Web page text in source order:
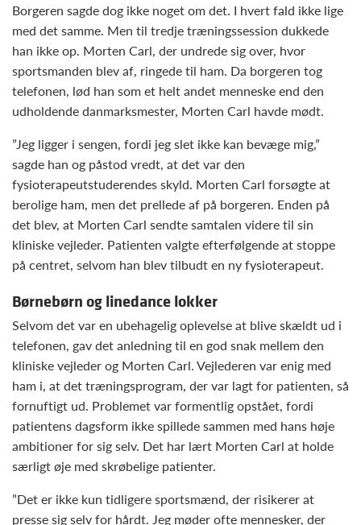
Borgeren sagde dog ikke noget om det. I hvert fald ikke lige
med det samme. Men til tredje træningssession dukkede
han ikke op. Morten Carl, der undrede sig over, hvor
sportsmanden blev af, ringede til ham. Da borgeren tog
telefonen, lød han som et helt andet menneske end den
udholdende danmarksmester, Morten Carl havde mødt.
”Jeg ligger i sengen, fordi jeg slet ikke kan bevæge mig,”
sagde han og påstod vredt, at det var den
fysioterapeutstuderendes skyld. Morten Carl forsøgte at
berolige ham, men det prellede af på borgeren. Enden på
det blev, at Morten Carl sendte samtalen videre til sin
kliniske vejleder. Patienten valgte efterfølgende at stoppe
på centret, selvom han blev tilbudt en ny fysioterapeut.
Børnebørn og linedance lokker
Selvom det var en ubehagelig oplevelse at blive skældt ud i
telefonen, gav det anledning til en god snak mellem den
kliniske vejleder og Morten Carl. Vejlederen var enig med
ham i, at det træningsprogram, der var lagt for patienten, så
fornuftigt ud. Problemet var formentlig opstået, fordi
patientens dagsform ikke spillede sammen med hans høje
ambitioner for sig selv. Det har lært Morten Carl at holde
særligt øje med skrøbelige patienter.
”Det er ikke kun tidligere sportsmænd, der risikerer at
presse sig selv for hårdt. Jeg møder ofte mennesker, der